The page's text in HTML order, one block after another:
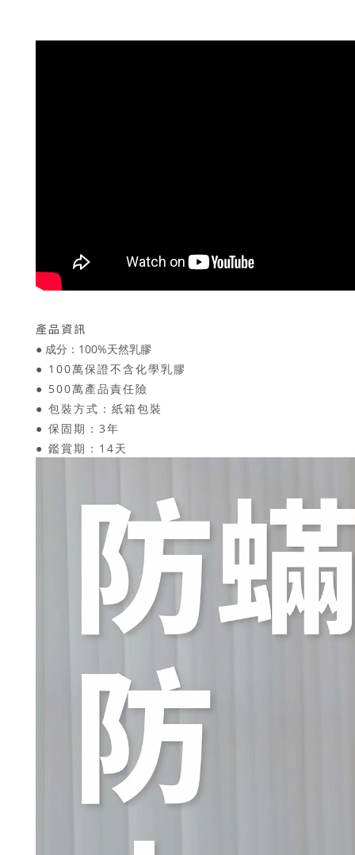
產品資訊
● 成分：100%天然乳膠
● 100萬保證不含化學乳膠
● 500萬產品責任險
● 包裝方式：紙箱包裝
● 保固期：3年
● 鑑賞期：14天